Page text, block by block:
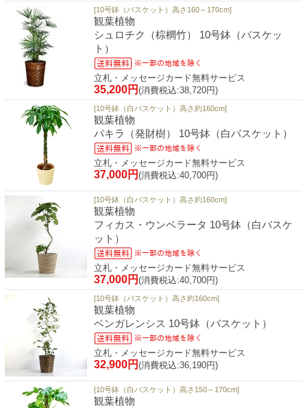
[10号鉢（バスケット）高さ160～170cm]
観葉植物
シュロチク（棕櫚竹） 10号鉢（バスケッ
ト）
立札・メッセージカード無料サービス
35,200円 (消費税込:38,720円)
[10号鉢（白バスケット）高さ約160cm]
観葉植物
パキラ（発財樹） 10号鉢（白バスケット）
立札・メッセージカード無料サービス
37,000円 (消費税込:40,700円)
[10号鉢（白バスケット）高さ約160cm]
観葉植物
フィカス・ウンベラータ 10号鉢（白バスケ
ット）
立札・メッセージカード無料サービス
37,000円 (消費税込:40,700円)
[10号鉢（バスケット）高さ約160cm]
観葉植物
ベンガレンシス 10号鉢（バスケット）
立札・メッセージカード無料サービス
32,900円 (消費税込:36,190円)
[10号鉢（白バスケット）高さ150～170cm]
観葉植物